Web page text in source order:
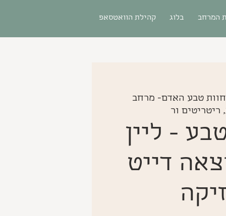
קהילת הוואטסאפ בלוג המרחב
חוות טבע האדם- מרחב
ריטריטים ור
- ליין
דייט